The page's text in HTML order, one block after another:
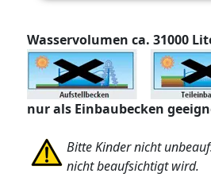
Wasservolumen ca. 31000
nur als Einbaubecken
Bitte Kinder nicht
nicht beaufsichtigt wird.